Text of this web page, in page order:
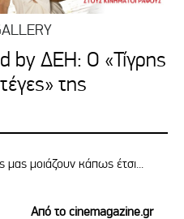
by ΔΕΗ: Ο «Τίγρης
της
μας μοιάζουν κάπως έτσι...
Από το cinemagazine.gr